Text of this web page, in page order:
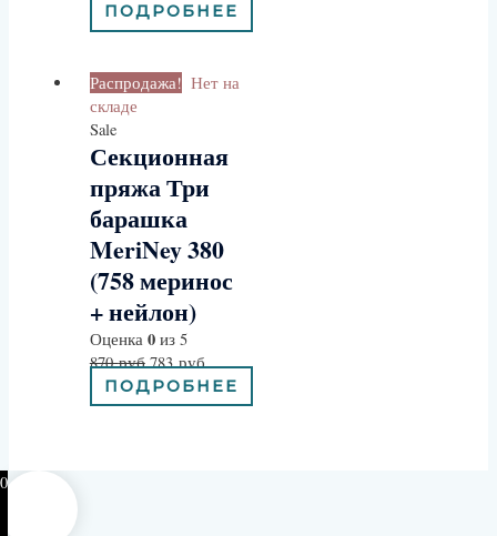
ПОДРОБНЕЕ
Распродажа! Нет на
складе
Sale
Секционная
пряжа Три
барашка
MeriNey 380
(758 меринос
+ нейлон)
Оценка 0из 5
870руб 783руб
ПОДРОБНЕЕ
0